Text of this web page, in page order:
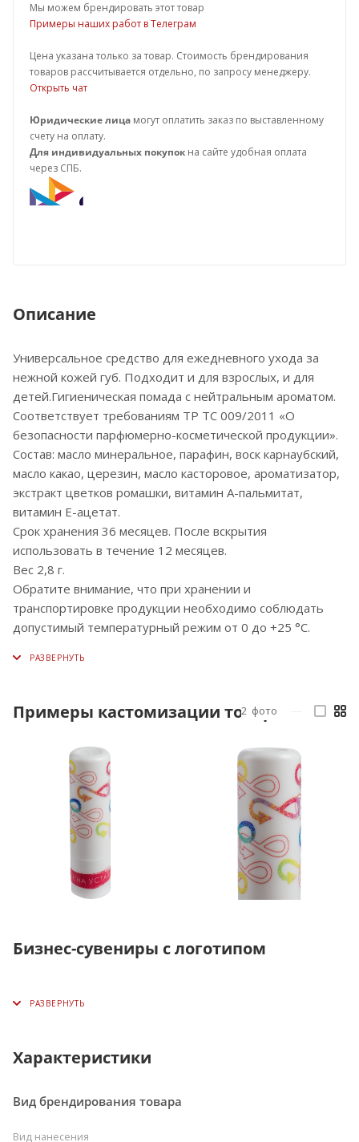
Мы можем брендировать этот товар
Примеры наших работ в Телеграм
Цена указана только за товар. Стоимость брендирования
товаров рассчитывается отдельно, по запросу менеджеру.
Открыть чат
Юридические лица могут оплатить заказ по выставленному
счету на оплату.
Для индивидуальных покупок на сайте удобная оплата
через СПБ.
Описание
Универсальное средство для ежедневного ухода за
нежной кожей губ. Подходит и для взрослых, и для
детей.Гигиеническая помада с нейтральным ароматом.
Соответствует требованиям ТР ТС 009/2011 «О
безопасности парфюмерно-косметической продукции».
Состав: масло минеральное, парафин, воск карнаубский,
масло какао, церезин, масло касторовое, ароматизатор,
экстракт цветков ромашки, витамин А-пальмитат,
витамин Е-ацетат.
Срок хранения 36 месяцев. После вскрытия
использовать в течение 12 месяцев.
Вес 2,8 г.
Обратите внимание, что при хранении и
транспортировке продукции необходимо соблюдать
допустимый температурный режим от 0 до +25 °С.
Примеры кастомизации товара
2 фото
Бизнес-сувениры с логотипом
Характеристики
Вид брендирования товара
Вид нанесения